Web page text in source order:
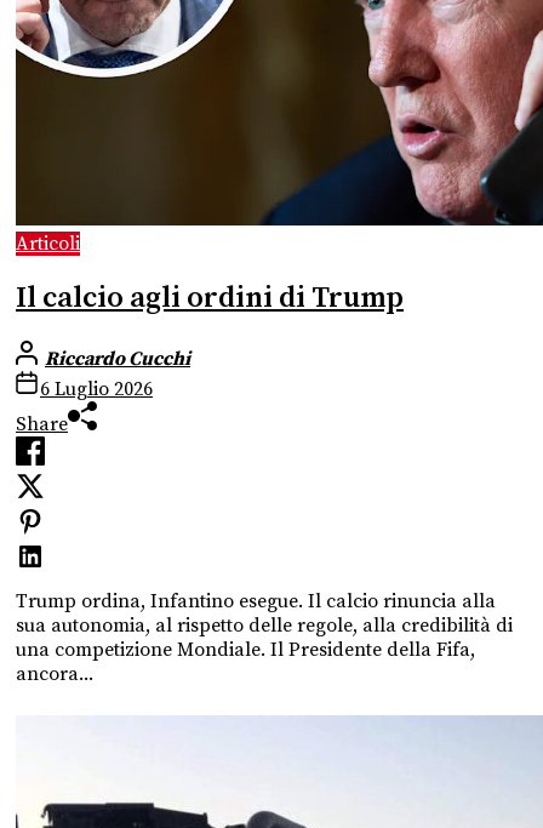
Articoli
Il calcio agli ordini di Trump
Riccardo Cucchi
6 Luglio 2026
Share
Trump ordina, Infantino esegue. Il calcio rinuncia alla
sua autonomia, al rispetto delle regole, alla credibilità di
una competizione Mondiale. Il Presidente della Fifa,
ancora...